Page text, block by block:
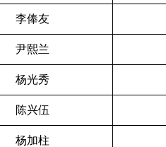
李俸友
尹熙兰
杨光秀
陈兴伍
杨加柱